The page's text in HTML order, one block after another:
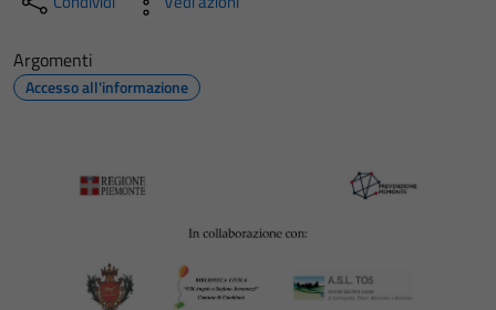
Argomenti
Accesso all'informazione